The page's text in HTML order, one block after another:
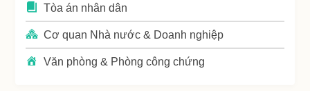
Tòa án nhân dân
Cơ quan Nhà nước & Doanh nghiệp
Văn phòng & Phòng công chứng